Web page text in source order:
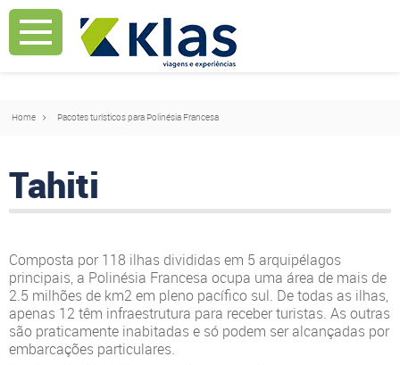
Mostrar Aviso
Home Pacotes turísticos para Polinésia Francesa
Tahiti
Composta por 118 ilhas divididas em 5 arquipélagos
principais, a Polinésia Francesa ocupa uma área de mais de
2.5 milhões de km2 em pleno pacífico sul. De todas as ilhas,
apenas 12 têm infraestrutura para receber turistas. As outras
são praticamente inabitadas e só podem ser alcançadas por
embarcações particulares.